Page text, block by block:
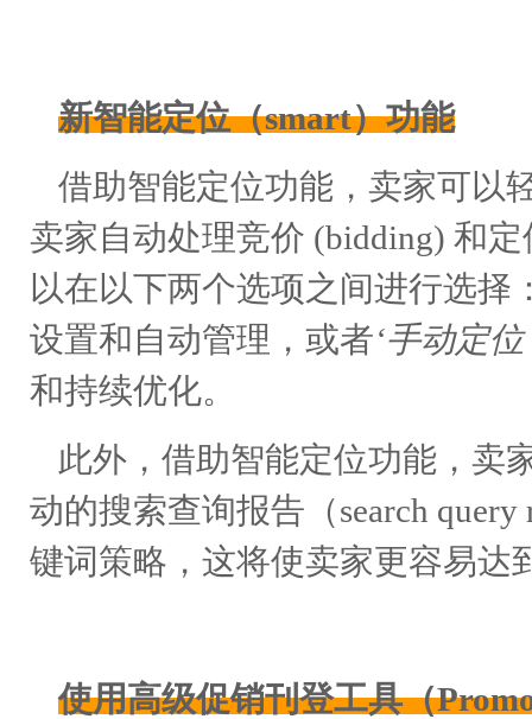
新智能定位（smart）功能
借助智能定位功能，卖家可以
卖家自动处理竞价 (bidding) 和
以在以下两个选项之间进行选择
设置和自动管理，或者‘手动定
和持续优化。
此外，借助智能定位功能，卖
动的搜索查询报告（search
键词策略，这将使卖家更容易达
使用高级促销刊登工具（